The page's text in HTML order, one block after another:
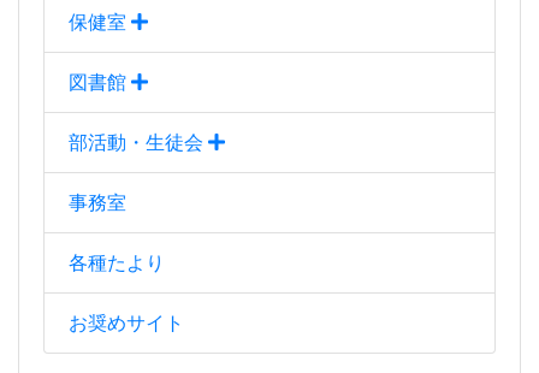
保健室
図書館
部活動・生徒会
事務室
各種たより
お奨めサイト